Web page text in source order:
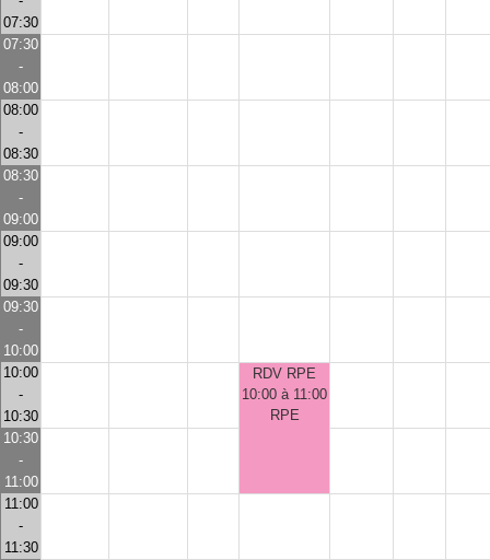
07:30
07:30
-
08:00
08:00
-
08:30
08:30
-
09:00
09:00
-
09:30
09:30
-
10:00
10:00
-
10:30
RDV RPE
10:00 à 11:00
RPE
10:30
-
11:00
11:00
-
11:30